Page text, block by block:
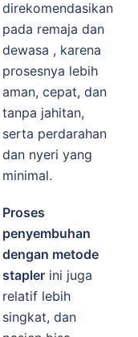
direkomendasikan
pada remaja dan
dewasa , karena
prosesnya lebih
aman, cepat, dan
tanpa jahitan,
serta perdarahan
dan nyeri yang
minimal.
Proses
penyembuhan
dengan metode
stapler ini juga
relatif lebih
singkat, dan